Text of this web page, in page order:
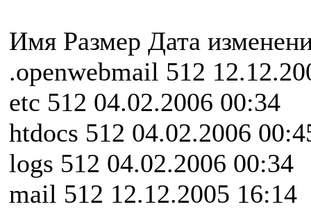
Имя Размер Дата
.openwebmail 512
etc 512 04.02.2006 00:34
htdocs 512 04.02.2006
logs 512 04.02.2006 00:34
mail 512 12.12.2005 16:14